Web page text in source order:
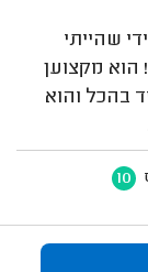
שהייתי
מקצוען
בהכל והוא
10